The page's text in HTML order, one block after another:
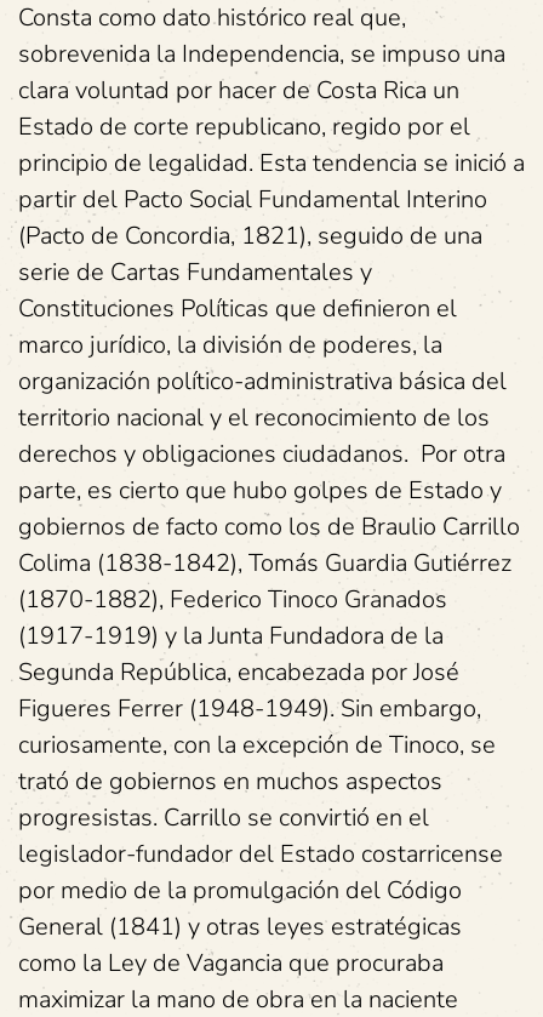
Consta como dato histórico real que,
sobrevenida la Independencia, se impuso una
clara voluntad por hacer de Costa Rica un
Estado de corte republicano, regido por el
principio de legalidad. Esta tendencia se inició a
partir del Pacto Social Fundamental Interino
(Pacto de Concordia, 1821), seguido de una
serie de Cartas Fundamentales y
Constituciones Políticas que definieron el
marco jurídico, la división de poderes, la
organización político-administrativa básica del
territorio nacional y el reconocimiento de los
derechos y obligaciones ciudadanos. Por otra
parte, es cierto que hubo golpes de Estado y
gobiernos de facto como los de Braulio Carrillo
Colima (1838-1842), Tomás Guardia Gutiérrez
(1870-1882), Federico Tinoco Granados
(1917-1919) y la Junta Fundadora de la
Segunda República, encabezada por José
Figueres Ferrer (1948-1949). Sin embargo,
curiosamente, con la excepción de Tinoco, se
trató de gobiernos en muchos aspectos
progresistas. Carrillo se convirtió en el
legislador-fundador del Estado costarricense
por medio de la promulgación del Código
General (1841) y otras leyes estratégicas
como la Ley de Vagancia que procuraba
maximizar la mano de obra en la naciente